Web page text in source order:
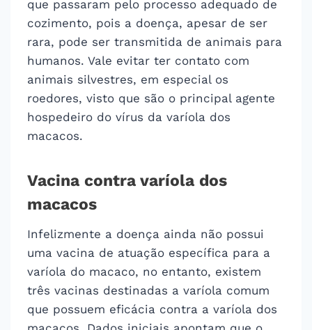
que passaram pelo processo adequado de
cozimento, pois a doença, apesar de ser
rara, pode ser transmitida de animais para
humanos. Vale evitar ter contato com
animais silvestres, em especial os
roedores, visto que são o principal agente
hospedeiro do vírus da varíola dos
macacos.
Vacina contra varíola dos
macacos
Infelizmente a doença ainda não possui
uma vacina de atuação específica para a
varíola do macaco, no entanto, existem
três vacinas destinadas a varíola comum
que possuem eficácia contra a varíola dos